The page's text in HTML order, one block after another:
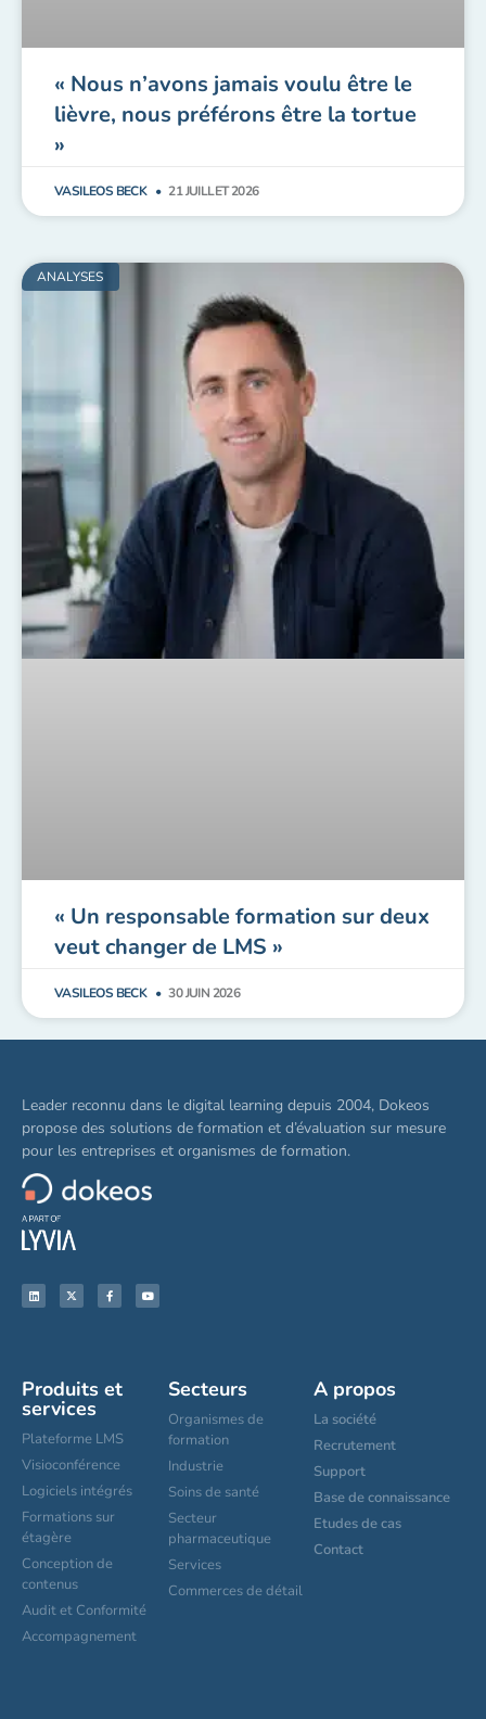
« Nous n’avons jamais voulu être le
lièvre, nous préférons être la tortue
»
VASILEOS BECK 21 JUILLET 2026
ANALYSES
« Un responsable formation sur deux
veut changer de LMS »
VASILEOS BECK 30 JUIN 2026
Leader reconnu dans le digital learning depuis 2004, Dokeos
propose des solutions de formation et d’évaluation sur mesure
pour les entreprises et organismes de formation.
Produits et
services
Plateforme LMS
Visioconférence
Logiciels intégrés
Formations sur
étagère
Conception de
contenus
Audit et Conformité
Accompagnement
Secteurs
Organismes de
formation
Industrie
Soins de santé
Secteur
pharmaceutique
Services
Commerces de détail
A propos
La société
Recrutement
Support
Base de connaissance
Etudes de cas
Contact